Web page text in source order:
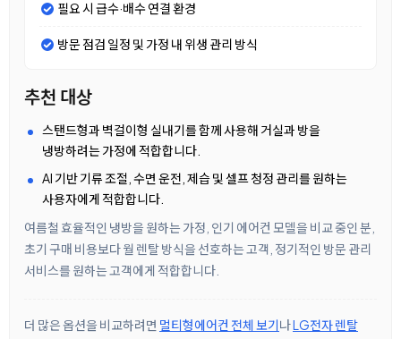
필요 시 급수·배수 연결 환경
방문 점검 일정 및 가정 내 위생 관리 방식
추천 대상
스탠드형과 벽걸이형 실내기를 함께 사용해 거실과 방을
냉방하려는 가정에 적합합니다.
AI 기반 기류 조절, 수면 운전, 제습 및 셀프 청정 관리를 원하는
사용자에게 적합합니다.
여름철 효율적인 냉방을 원하는 가정, 인기 에어컨 모델을 비교 중인 분,
초기 구매 비용보다 월 렌탈 방식을 선호하는 고객, 정기적인 방문 관리
서비스를 원하는 고객에게 적합합니다.
더 많은 옵션을 비교하려면 멀티형에어컨 전체 보기나LG전자 렌탈